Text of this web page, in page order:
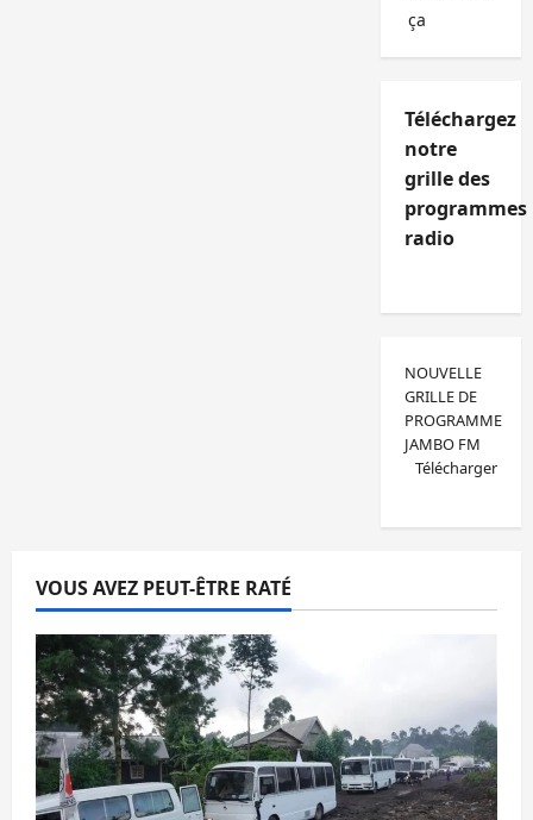
ça
Téléchargez
notre
grille des
programmes
radio
NOUVELLE
GRILLE DE
PROGRAMME
JAMBO FM
Télécharger
VOUS AVEZ PEUT-ÊTRE RATÉ